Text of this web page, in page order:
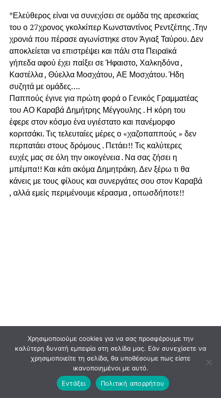
*Ελεύθερος είναι να συνεχίσει σε ομάδα της αρεσκείας
του ο 27χρονος γκολκίπερ Κωνσταντίνος Ρεντζέπης .Την
χρονιά που πέρασε αγωνίστηκε στον Άγιαξ Ταύρου. Δεν
αποκλείεται να επιστρέψει και πάλι στα Πειραϊκά
γήπεδα αφού έχει παίξει σε Ήφαιστο, Χαλκηδόνα ,
Καστέλλα , Θύελλα Μοσχάτου, ΑΕ Μοσχάτου. Ήδη
συζητά με ομάδες….
Παππούς έγινε για πρώτη φορά ο Γενικός Γραμματέας
του ΑΟ Καραβά Δημήτρης Μέγγουλης . Η κόρη του
έφερε στον κόσμο ένα υγιέστατο και πανέμορφο
κοριτσάκι. Τις τελευταίες μέρες ο «χαζοπαππούς » δεν
περπατάει στους δρόμους . Πετάει!! Τις καλύτερες
ευχές μας σε όλη την οικογένεια . Να σας ζήσει η
μπέμπα!! Και κάτι ακόμα Δημητράκη. Δεν ξέρω τι θα
κάνεις με τους φίλους και συνεργάτες σου στον Καραβά
, αλλά εμείς περιμένουμε κέρασμα , οπωσδήποτε!!
Χρησιμοποιούμε cookies για να σας προσφέρουμε την
καλύτερη δυνατή εμπειρία στη σελίδα μας. Εάν συνεχίσετε να
χρησιμοποιείτε τη σελίδα, θα υποθέσουμε πως είστε
ικανοποιημένοι με αυτό.
Εντάξει
Πολιτική απορρήτου